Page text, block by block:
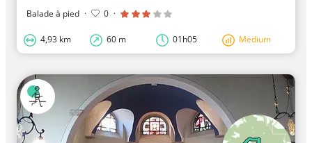
Balade à pied · 0 ·
4,93 km 60 m 01h05 Medium